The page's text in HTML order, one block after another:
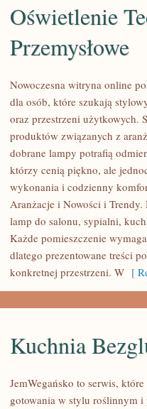
OŚWIETLENIE
PRZEMYSŁOWE
Oświetlenie
Przemysłowe
Nowoczesna witryna online
dla osób, które szukają
oraz przestrzeni użytkowych.
produktów związanych z
dobrane lampy potrafią
którzy cenią piękno, ale
wykonania i codzienny
Aranżacje i Nowości i
lamp do salonu, sypialni,
Każde pomieszczenie
dlatego prezentowane treści
konkretnej przestrzeni. W [
Kuchnia
JemWegańsko to serwis,
gotowania w stylu roślinnym i